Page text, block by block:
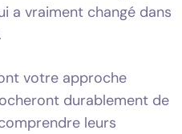
a vraiment changé dans
votre approche
durablement de
leurs